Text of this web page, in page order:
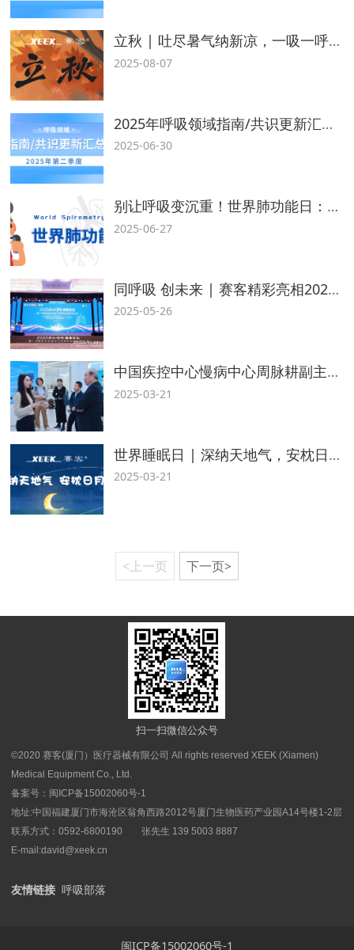
立秋 | 吐尽暑气纳新凉，一吸一呼新秋来
2025-08-07
2025年呼吸领域指南/共识更新汇总（第二季度）
2025-06-30
别让呼吸变沉重！世界肺功能日：测测你的肺健康知多少？
2025-06-27
同呼吸 创未来 | 赛客精彩亮相2025南山呼吸健康论坛暨广州国家实验室成立4周年系列活动
2025-05-26
中国疾控中心慢病中心周脉耕副主任一行赴赛客考察调研
2025-03-21
世界睡眠日 | 深纳天地气，安枕日月眠
2025-03-21
<上一页 下一页>
扫一扫微信公众号
©2020 赛客(厦门）医疗器械有限公司 All rights reserved XEEK (Xiamen)
Medical Equipment Co., Ltd.
备案号： 闽ICP备15002060号-1
地址:中国福建厦门市海沧区翁角西路2012号厦门生物医药产业园A14号楼1-2层
联系方式：0592-6800190 张先生 139 5003 8887
E-mail:david@xeek.cn
友情链接 呼吸部落
闽ICP备15002060号-1